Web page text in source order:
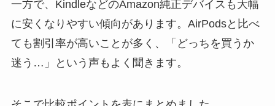
一方で、KindleなどのAmazon純正デバイスも大幅
に安くなりやすい傾向があります。AirPodsと比べ
ても割引率が高いことが多く、「どっちを買うか
迷う…」という声もよく聞きます。